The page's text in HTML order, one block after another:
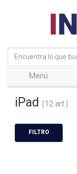
Menú
iPad (12 art.)
FILTRO